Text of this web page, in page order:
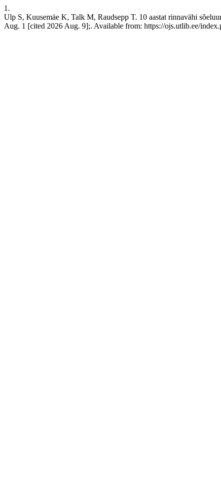
1.
Ulp S, Kuusemäe K, Talk M, Raudsepp T. 10 aastat rinnavähi
Aug. 1 [cited 2026 Aug. 9];. Available from: https://ojs.utlib.ee/